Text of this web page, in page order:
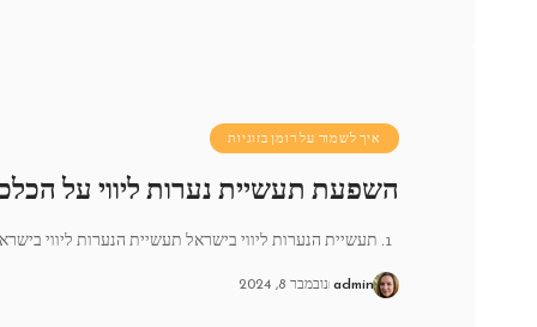
איך לשמור על רומן בזוגיות
השפעת תעשיית נערות ליווי על
1. תעשיית הנערות ליווי בישראל תעשיית הנערות ליווי בישראל צומחת בקצב
admin נובמבר 8, 2024